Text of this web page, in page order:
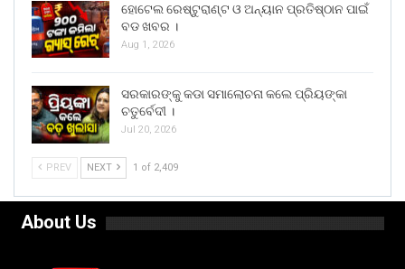
ହୋଟେଲ ରେଷ୍ଟୁରାଣ୍ଟ ଓ ଅନ୍ୟାନ ପ୍ରତିଷ୍ଠାନ ପାଇଁ
ବଡ ଖବର ।
Aug 1, 2026
ସରକାରଙ୍କୁ କଡା ସମାଲୋଚନା କଲେ ପ୍ରିୟଙ୍କା
ଚତୁର୍ବେଦୀ ।
Jul 20, 2026
PREV NEXT 1 of 2,409
About Us